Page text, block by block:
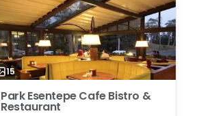
15
Park Esentepe Cafe Bistro &
Restaurant